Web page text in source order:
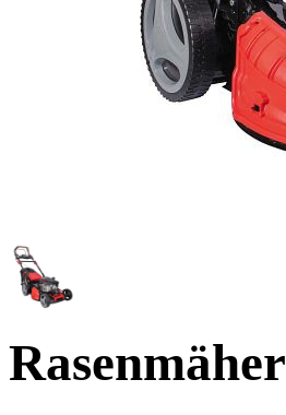
Rasenmäher